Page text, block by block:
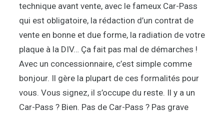
technique avant vente, avec le fameux Car-Pass
qui est obligatoire, la rédaction d’un contrat de
vente en bonne et due forme, la radiation de votre
plaque à la DIV… Ça fait pas mal de démarches !
Avec un concessionnaire, c’est simple comme
bonjour. Il gère la plupart de ces formalités pour
vous. Vous signez, il s’occupe du reste. Il y a un
Car-Pass ? Bien. Pas de Car-Pass ? Pas grave